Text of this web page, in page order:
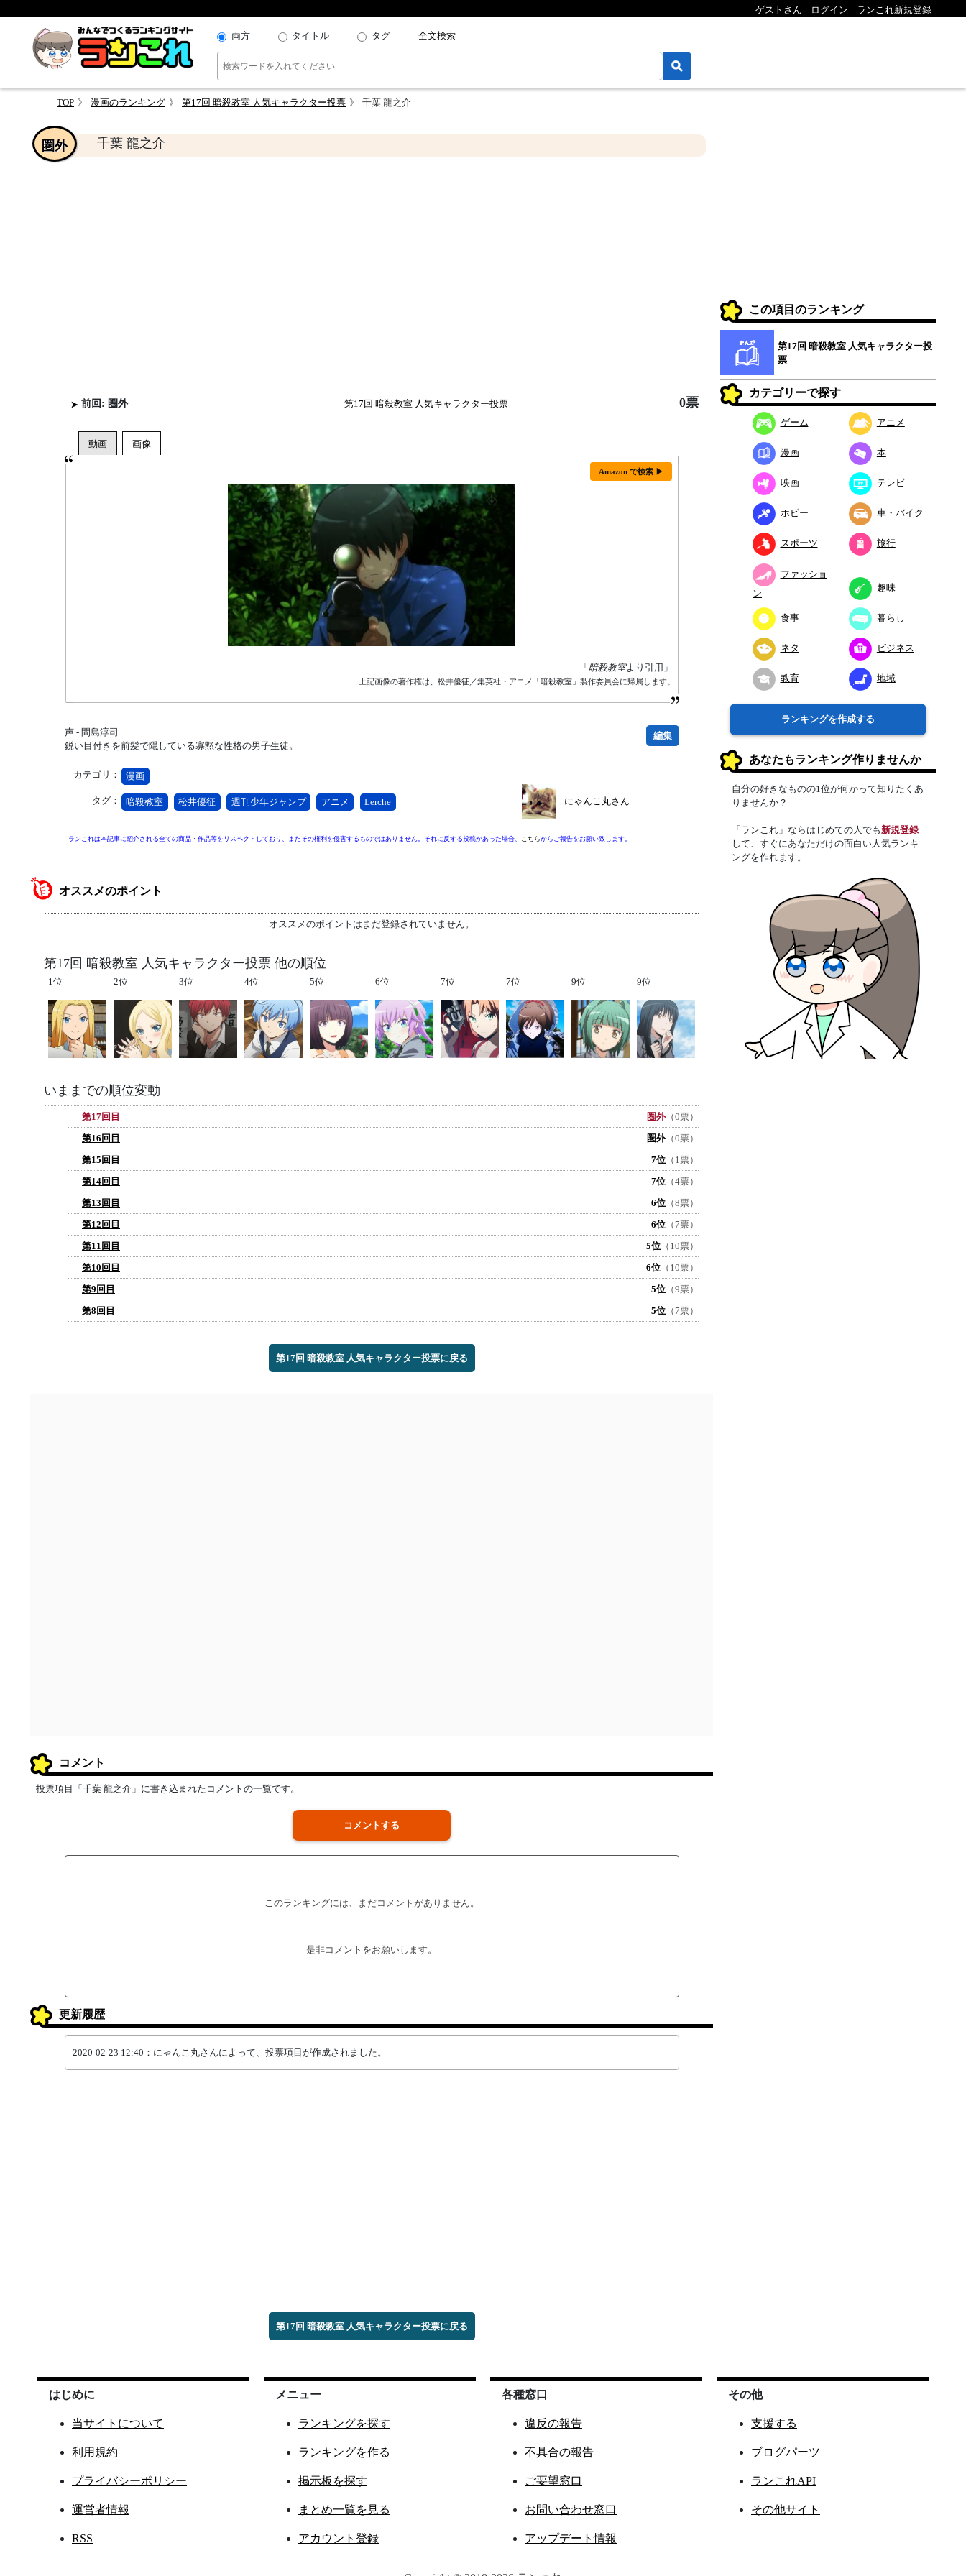
ゲストさん ログイン ランこれ新規登録
両方 タイトル タグ 全文検索
TOP 漫画のランキング 第17回 暗殺教室 人気キャラクター投票 千葉 龍之介
千葉 龍之介
圏外
前回: 圏外 第17回 暗殺教室 人気キャラクター投票 0票
Amazon で検索 ▶
「暗殺教室より引用」
上記画像の著作権は、松井優征／集英社・アニメ「暗殺教室」製作委員会に帰属します。
声 - 間島淳司
鋭い目付きを前髪で隠している寡黙な性格の男子生徒。
カテゴリ： 漫画
タグ： 暗殺教室 松井優征 週刊少年ジャンプ アニメ Lerche
編集
にゃんこ丸さん
ランこれは本記事に紹介される全ての商品・作品等をリスペクトしており、またその権利を侵害するものではありません。それに反する投稿があった場合、 こちらからご報告をお願い致します。
オススメのポイント
オススメのポイントはまだ登録されていません。
第17回 暗殺教室 人気キャラクター投票 他の順位
1位 2位 3位 4位 5位 6位 7位 7位 9位 9位
いままでの順位変動
第17回目 圏外（0票）
第16回目
圏外（0票）
第15回目
7位 （1票）
第14回目
7位 （4票）
第13回目
6位 （8票）
第12回目
6位 （7票）
第11回目
5位 （10票）
第10回目
6位 （10票）
第9回目
5位 （9票）
第8回目
5位 （7票）
第17回 暗殺教室 人気キャラクター投票に戻る
コメント
投票項目「千葉 龍之介」に書き込まれたコメントの一覧です。
コメントする
このランキングには、まだコメントがありません。
是非コメントをお願いします。
更新履歴
2020-02-23 12:40：にゃんこ丸さんによって、投票項目が作成されました。
第17回 暗殺教室 人気キャラクター投票に戻る
この項目のランキング
第17回 暗殺教室 人気キャラクター投
票
カテゴリーで探す
ゲーム アニメ
漫画 本
映画 テレビ
ホビー 車・バイク
スポーツ 旅行
ファッショ
ン
趣味
食事 暮らし
ネタ ビジネス
教育 地域
ランキングを作成する
あなたもランキング作りませんか
自分の好きなものの1位が何かって知りたくあ
りませんか？
「ランこれ」ならはじめての人でも新規登録
して、すぐにあなただけの面白い人気ランキ
ングを作れます。
はじめに
当サイトについて
利用規約
プライバシーポリシー
運営者情報
RSS
メニュー
ランキングを探す
ランキングを作る
掲示板を探す
まとめ一覧を見る
アカウント登録
各種窓口
違反の報告
不具合の報告
ご要望窓口
お問い合わせ窓口
アップデート情報
その他
支援する
ブログパーツ
ランこれAPI
その他サイト